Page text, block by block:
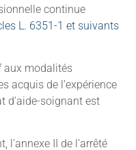
continue
L. 6351-1 et suivants
aux modalités
acquis de l’expérience
d’aide-soignant est
l’annexe II de l’arrêté